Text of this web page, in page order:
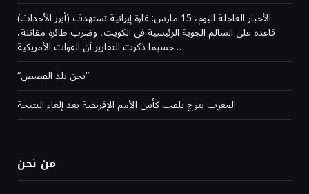
(أبرز الأحداث) الأخبار العاجلة اليوم، 15 مارس: غارة إيرانية تستهدف
قاعدة علي السالم الجوية الرئيسية في الكويت، وضرب طائرة مقاتلة،
حسبما ذكرت التقارير أن القوات الأمريكية…
“نحن بلد القصص”
المغرب يتوج بلقب كأس الأمم الإفريقية بعد إلغاء النتيجة
من نحن